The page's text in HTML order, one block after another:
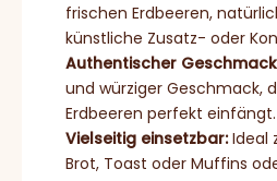
frischen Erdbeeren,
künstliche Zusatz- oder
Authentischer
und würziger Geschmack,
Erdbeeren perfekt einfängt.
Vielseitig einsetzbar:Ideal
Brot, Toast oder Muffins